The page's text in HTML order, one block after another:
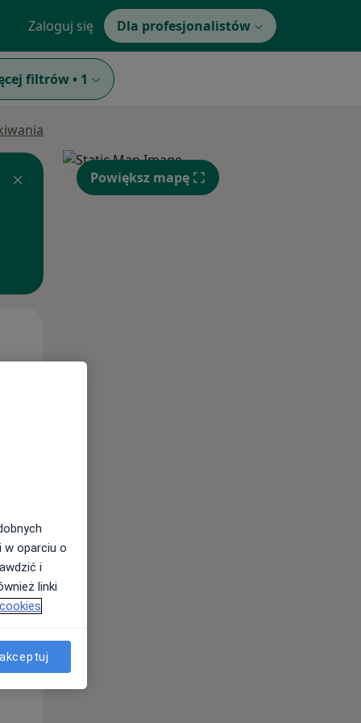
Zaloguj się Dla profesjonalistów
filtrów • 1
Wt,
11 Sie
Powiększ mapę
w oparciu o
i
linki